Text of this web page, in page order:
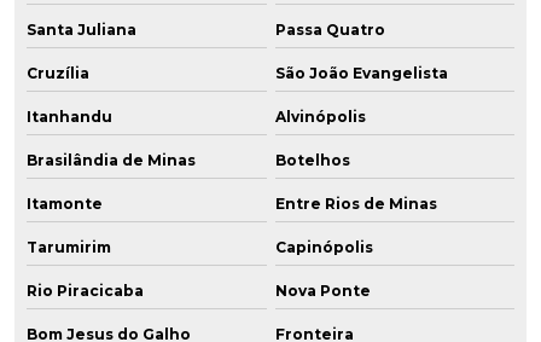
Santa Juliana Passa Quatro
Cruzília São João Evangelista
Itanhandu Alvinópolis
Brasilândia de Minas Botelhos
Itamonte Entre Rios de Minas
Tarumirim Capinópolis
Rio Piracicaba Nova Ponte
Bom Jesus do Galho Fronteira